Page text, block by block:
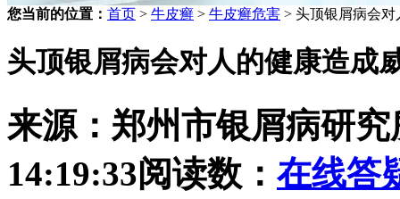
您当前的位置： 首页 > 牛皮癣 > 牛皮癣危害 > 头顶银屑病会
头顶银屑病会对人的健康造成
来源：郑州市银屑病研究
14:19:33阅读数： 在线答